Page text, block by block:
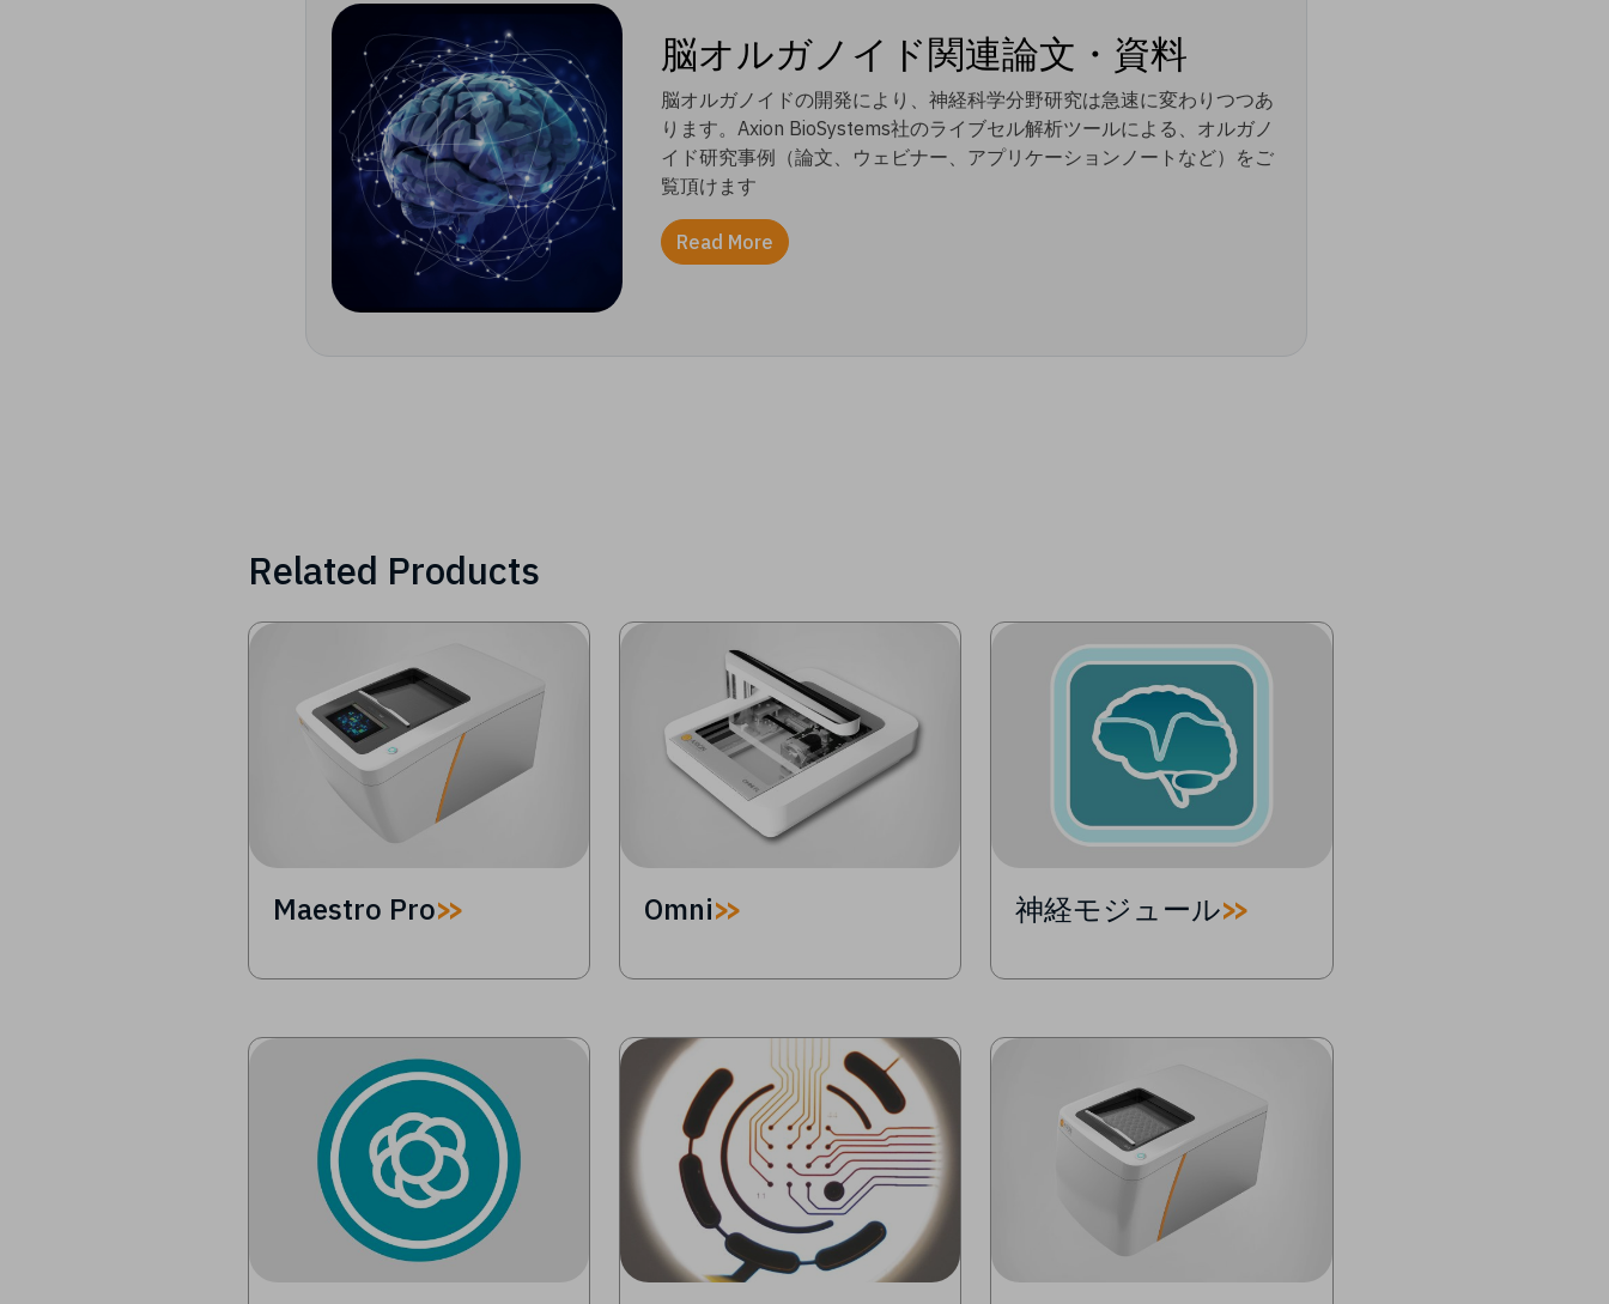
脳オルガノイド関連論文・資料​
脳オルガノイドの開発により、神経科学分野研究は急速に変わりつつあ
ります。Axion BioSystems社のライブセル解析ツールによる、オルガノ
イド研究事例（論文、ウェビナー、アプリケーションノートなど）をご
覧頂けます​
Read More
Related Products
Image
Maestro Pro
Image
Omni
Image
神経モジュール
Image Image Image